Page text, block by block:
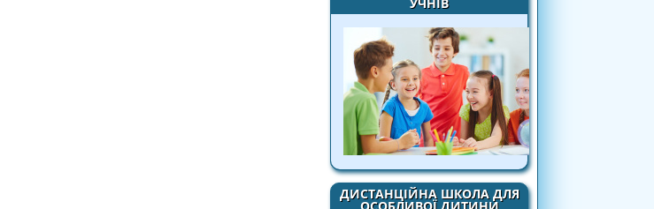
УЧНІВ
ДИСТАНЦІЙНА ШКОЛА ДЛЯ